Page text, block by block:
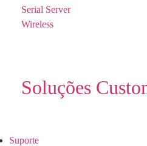
Serial Server
Wireless
Soluções
Suporte